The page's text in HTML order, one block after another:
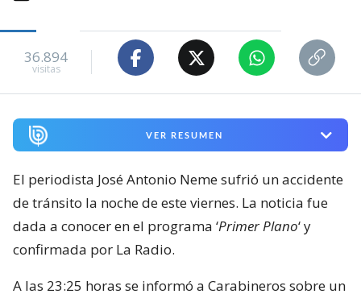
36.894
visitas
VER RESUMEN
El periodista José Antonio Neme sufrió un accidente
de tránsito la noche de este viernes. La noticia fue
dada a conocer en el programa ‘Primer Plano‘ y
confirmada por La Radio.
A las 23:25 horas se informó a Carabineros sobre un